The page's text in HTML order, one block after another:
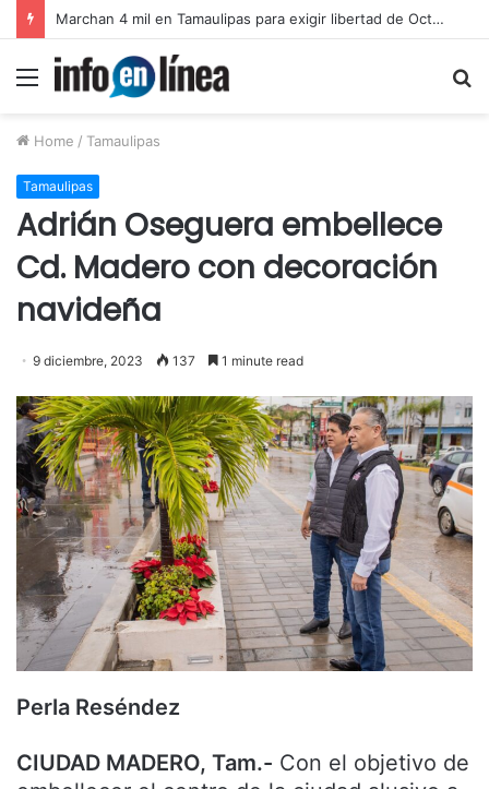
Catean predio en Victoria y aseguran autotanques por presunto huachicol
Menu
Home / Tamaulipas
Tamaulipas
Adrián Oseguera embellece
Cd. Madero con decoración
navideña
9 diciembre, 2023 137 1 minute read
Perla Reséndez
CIUDAD MADERO, Tam.- Con el objetivo de